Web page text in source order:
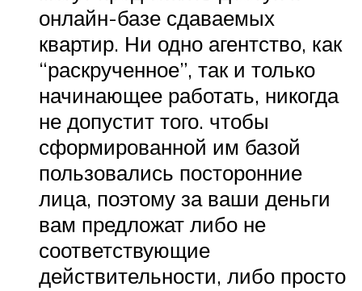
онлайн-базе сдаваемых
квартир. Ни одно агентство, как
“раскрученное”, так и только
начинающее работать, никогда
не допустит того. чтобы
сформированной им базой
пользовались посторонние
лица, поэтому за ваши деньги
вам предложат либо не
соответствующие
действительности, либо просто